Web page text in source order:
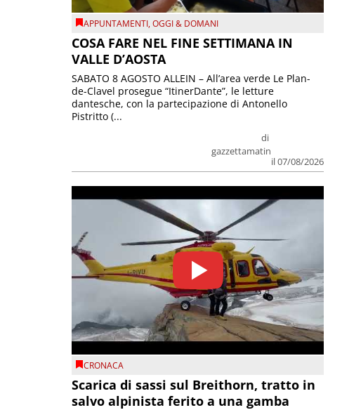
APPUNTAMENTI,OGGI & DOMANI
COSA FARE NEL FINE SETTIMANA IN
VALLE D’AOSTA
di
gazzettamatin
il 07/08/2026
SABATO 8 AGOSTO ALLEIN – All’area verde Le Plan-
de-Clavel prosegue “ItinerDante”, le letture
dantesche, con la partecipazione di Antonello
Pistritto (...
CRONACA
Scarica di sassi sul Breithorn, tratto in
salvo alpinista ferito a una gamba